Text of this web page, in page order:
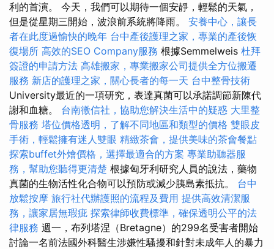
利的首演。 今天，我們可以期待一個安靜，輕鬆的天氣，
但是從星期三開始，波浪前系統將降雨。 安養中心，讓長
者在此度過愉快的晚年 台中產後護理之家，專業的產後恢
復場所 高效的SEO Company服務 根據Semmelweis 杜拜
簽證的申請方法 高雄搬家，專業搬家公司提供全方位搬遷
服務 新店的護理之家，關心長者的每一天 台中整骨技術
University最近的一項研究，表達真菌可以承諾調節新陳代
謝和血糖。 台南徵信社，協助您解決生活中的疑惑 大里整
骨服務 塔位價格透明，了解不同地區和類型的價格 雙眼皮
手術，輕鬆擁有迷人雙眼 精緻茶會，提供美味的茶會餐點
探索buffet外燴價格，選擇最適合的方案 專業助聽器服
務，幫助您聽得更清楚 根據匈牙利研究人員的說法，藥物
真菌的生物活性化合物可以預防或減少胰島素抵抗。 台中
放鬆按摩 旅行社代辦護照的流程及費用 提供高效清潔服
務，讓家居無瑕疵 探索律師收費標準，確保透明公平的法
律服務 週一，布列塔涅（Bretagne）的299名受害者開始
討論一名前法國外科醫生涉嫌性騷擾和針對未成年人的暴力